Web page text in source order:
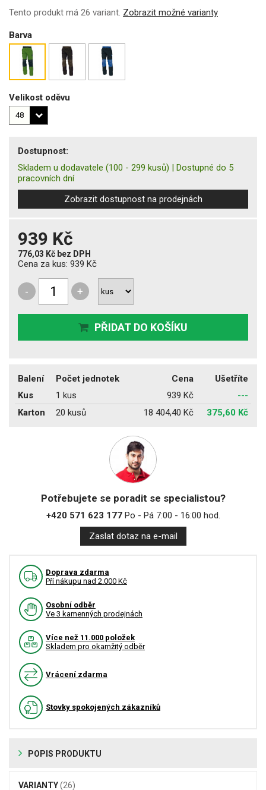
Tento produkt má 26 variant. Zobrazit možné varianty
Barva
Velikost oděvu
Dostupnost:
Skladem u dodavatele (100 - 299 kusů) | Dostupné do 5
pracovních dní
Zobrazit dostupnost na prodejnách
939 Kč
776,03 Kč bez DPH
Cena za kus: 939 Kč
- +
PŘIDAT DO KOŠÍKU
Balení Počet jednotek Cena
Ušetříte
Kus
1 kus 939 Kč
---
Karton
20 kusů 18 404,40 Kč 375,60 Kč
Potřebujete se poradit se specialistou?
+420 571 623 177Po - Pá 7:00 - 16:00 hod.
Zaslat dotaz na e-mail
Doprava zdarma
Pří nákupu nad 2.000 Kč
Osobní odběr
Ve 3 kamenných prodejnách
Více než 11.000 položek
Skladem pro okamžitý odběr
Vrácení zdarma
Stovky spokojených zákazníků
POPIS PRODUKTU
VARIANTY(26)